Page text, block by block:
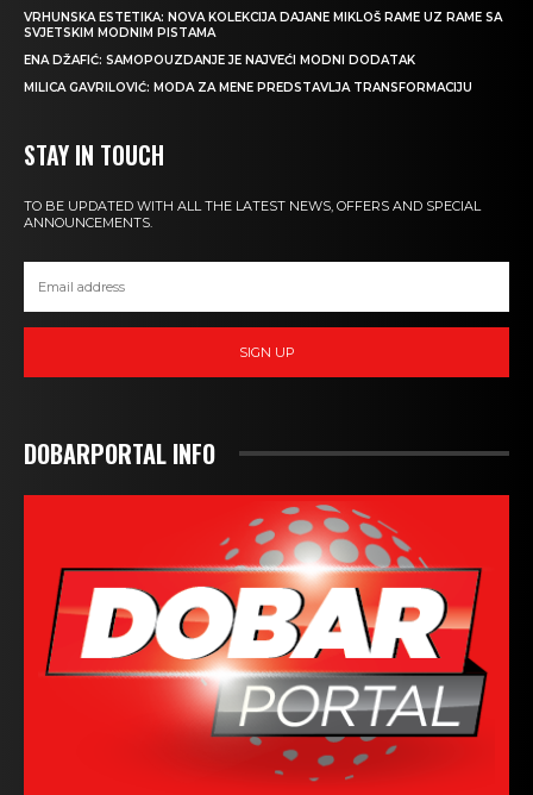
VRHUNSKA ESTETIKA: NOVA KOLEKCIJA DAJANE MIKLOŠ RAME UZ RAME SA
SVJETSKIM MODNIM PISTAMA
ENA DŽAFIĆ: SAMOPOUZDANJE JE NAJVEĆI MODNI DODATAK
MILICA GAVRILOVIĆ: MODA ZA MENE PREDSTAVLJA TRANSFORMACIJU
STAY IN TOUCH
TO BE UPDATED WITH ALL THE LATEST NEWS, OFFERS AND SPECIAL
ANNOUNCEMENTS.
SIGN UP
DOBARPORTAL INFO